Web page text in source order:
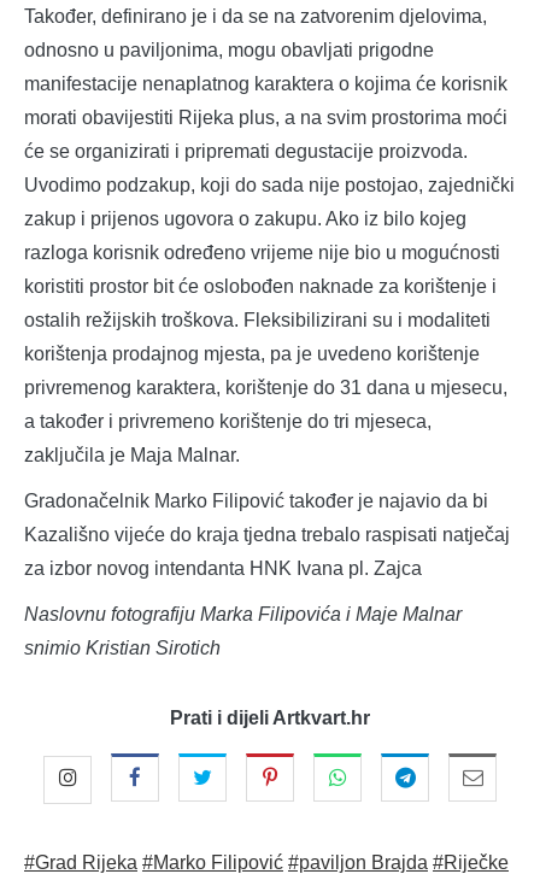
Također, definirano je i da se na zatvorenim djelovima,
odnosno u paviljonima, mogu obavljati prigodne
manifestacije nenaplatnog karaktera o kojima će korisnik
morati obavijestiti Rijeka plus, a na svim prostorima moći
će se organizirati i pripremati degustacije proizvoda.
Uvodimo podzakup, koji do sada nije postojao, zajednički
zakup i prijenos ugovora o zakupu. Ako iz bilo kojeg
razloga korisnik određeno vrijeme nije bio u mogućnosti
koristiti prostor bit će oslobođen naknade za korištenje i
ostalih režijskih troškova. Fleksibilizirani su i modaliteti
korištenja prodajnog mjesta, pa je uvedeno korištenje
privremenog karaktera, korištenje do 31 dana u mjesecu,
a također i privremeno korištenje do tri mjeseca,
zaključila je Maja Malnar.
Gradonačelnik Marko Filipović također je najavio da bi
Kazališno vijeće do kraja tjedna trebalo raspisati natječaj
za izbor novog intendanta HNK Ivana pl. Zajca
Naslovnu fotografiju Marka Filipovića i Maje Malnar
snimio Kristian Sirotich
Prati i dijeli Artkvart.hr
#Grad Rijeka #Marko Filipović #paviljon Brajda #Riječke